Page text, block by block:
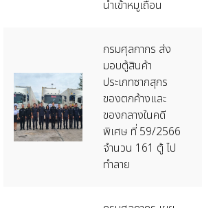
นำเข้าหมูเถื่อน
กรมศุลกากร ส่ง
มอบตู้สินค้า
ประเภทซากสุกร
ของตกค้างและ
ของกลางในคดี
พิเศษ ที่ 59/2566
จำนวน 161 ตู้ ไป
ทำลาย